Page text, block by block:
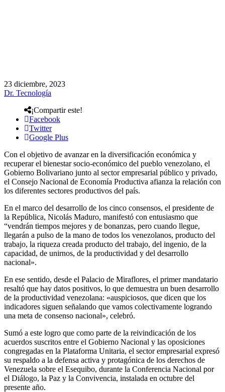
23 diciembre, 2023
Dr. Tecnología
¡Compartir este!
Facebook
Twitter
Google Plus
Con el objetivo de avanzar en la diversificación económica y
recuperar el bienestar socio-económico del pueblo venezolano, el
Gobierno Bolivariano junto al sector empresarial público y privado,
el Consejo Nacional de Economía Productiva afianza la relación con
los diferentes sectores productivos del país.
En el marco del desarrollo de los cinco consensos, el presidente de
la República, Nicolás Maduro, manifestó con entusiasmo que
“vendrán tiempos mejores y de bonanzas, pero cuando llegue,
llegarán a pulso de la mano de todos los venezolanos, producto del
trabajo, la riqueza creada producto del trabajo, del ingenio, de la
capacidad, de unirnos, de la productividad y del desarrollo
nacional».
En ese sentido, desde el Palacio de Miraflores, el primer mandatario
resaltó que hay datos positivos, lo que demuestra un buen desarrollo
de la productividad venezolana: «auspiciosos, que dicen que los
indicadores siguen señalando que vamos colectivamente logrando
una meta de consenso nacional», celebró.
Sumó a este logro que como parte de la reivindicación de los
acuerdos suscritos entre el Gobierno Nacional y las oposiciones
congregadas en la Plataforma Unitaria, el sector empresarial expresó
su respaldo a la defensa activa y protagónica de los derechos de
Venezuela sobre el Esequibo, durante la Conferencia Nacional por
el Diálogo, la Paz y la Convivencia, instalada en octubre del
presente año.